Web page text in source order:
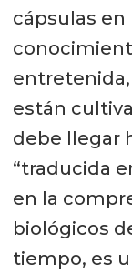
cápsulas
están
debe llegar
“traducida
en la
biológicos
tiempo, es